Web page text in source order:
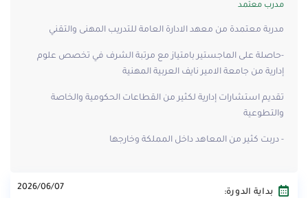
مدرب معتمد
مدربة معتمدة من معهد الادارة العامة للتدريب المهنى والتقني
-حاصلة على الماجستير بامتياز مع مرتبة الشرف في تخصص علوم
إدارية من جامعة الامير نايف العربية المهنية
تقديم استشارات إدارية لكثير من القطاعات الحكومية والخاصة
والتطوعية
- دربت كثير من المعاهد داخل المملكة وخارجها
بداية الدورة: 2026/06/07